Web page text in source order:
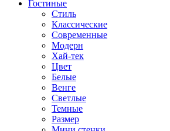
Гостиные
Стиль
Классические
Современные
Модерн
Хай-тек
Цвет
Белые
Венге
Светлые
Темные
Размер